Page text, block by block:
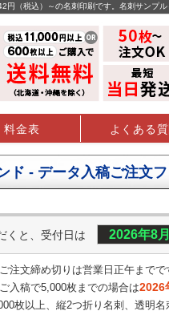
円（税込）～の名刺印刷です。名刺サンプ
料金表 よくある
ド - データ入稿ご注文
くと、受付日は 2026年8
注文締め切りは営業日正午までで
入稿で5,000枚までの場合は2026
枚以上、縦2つ折り名刺、透明名